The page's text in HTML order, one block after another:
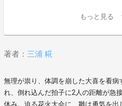
著者： 三浦 糀
無理が祟り、体調を崩した大喜を看病
れ、倒れ込んだ拍子に2人の距離が急
休み。迫る花火大会に、雛は勇気を